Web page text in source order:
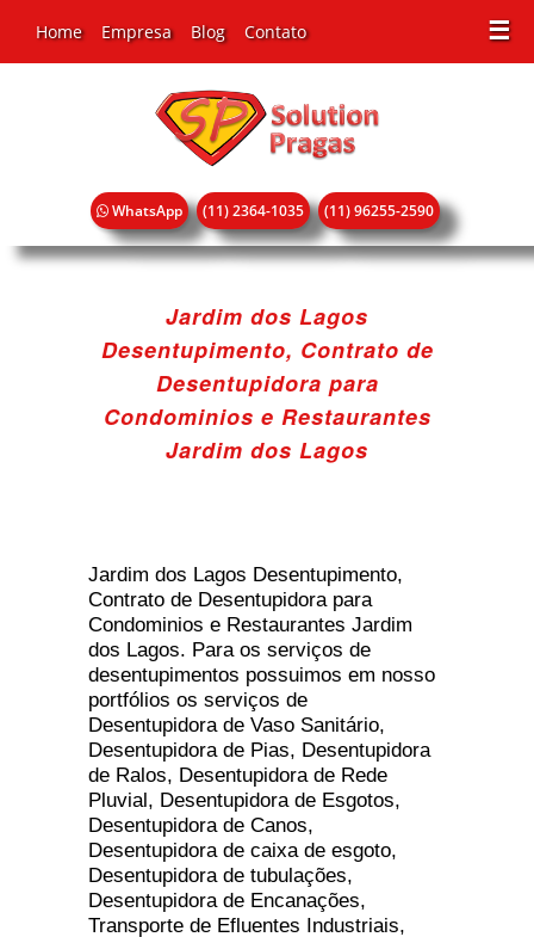
☰
Home Empresa Blog Contato
WhatsApp (11) 2364-1035 (11) 96255-2590
Jardim dos Lagos
Desentupimento, Contrato de
Desentupidora para
Condominios e Restaurantes
Jardim dos Lagos
Jardim dos Lagos Desentupimento,
Contrato de Desentupidora para
Condominios e Restaurantes Jardim
dos Lagos. Para os serviços de
desentupimentos possuimos em nosso
portfólios os serviços de
Desentupidora de Vaso Sanitário,
Desentupidora de Pias, Desentupidora
de Ralos, Desentupidora de Rede
Pluvial, Desentupidora de Esgotos,
Desentupidora de Canos,
Desentupidora de caixa de esgoto,
Desentupidora de tubulações,
Desentupidora de Encanações,
Transporte de Efluentes Industriais,